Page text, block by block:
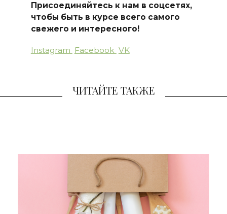
Присоединяйтесь к нам в соцсетях,
чтобы быть в курсе всего самого
свежего и интересного!
Instagram Facebook VK
ЧИТАЙТЕ ТАКЖЕ